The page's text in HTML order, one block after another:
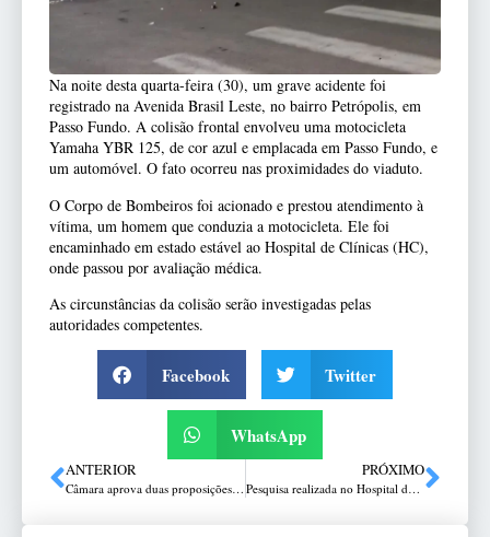
Na noite desta quarta-feira (30), um grave acidente foi
registrado na Avenida Brasil Leste, no bairro Petrópolis, em
Passo Fundo. A colisão frontal envolveu uma motocicleta
Yamaha YBR 125, de cor azul e emplacada em Passo Fundo, e
um automóvel. O fato ocorreu nas proximidades do viaduto.
O Corpo de Bombeiros foi acionado e prestou atendimento à
vítima, um homem que conduzia a motocicleta. Ele foi
encaminhado em estado estável ao Hospital de Clínicas (HC),
onde passou por avaliação médica.
As circunstâncias da colisão serão investigadas pelas
autoridades competentes.
Facebook Twitter
WhatsApp
ANTERIOR
Câmara aprova duas proposições na Sessão desta quarta-feira
PRÓXIMO
Pesquisa realizada no Hospital de Clínicas descreve tratamento promissor para a enxaqueca